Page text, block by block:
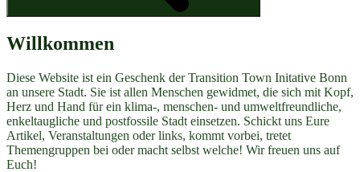
Willkommen
Diese Website ist ein Geschenk der Transition Town Initative Bonn
an unsere Stadt. Sie ist allen Menschen gewidmet, die sich mit Kopf,
Herz und Hand für ein klima-, menschen- und umweltfreundliche,
enkeltaugliche und postfossile Stadt einsetzen. Schickt uns Eure
Artikel, Veranstaltungen oder links, kommt vorbei, tretet
Themengruppen bei oder macht selbst welche! Wir freuen uns auf
Euch!